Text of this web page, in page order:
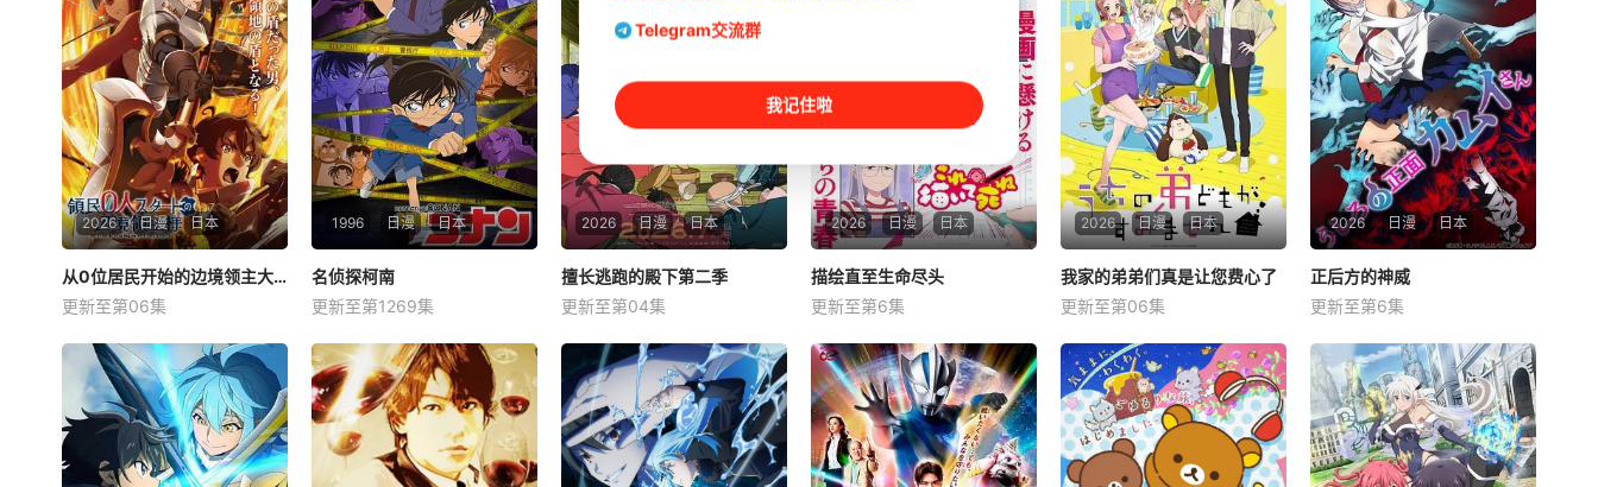
2026 日漫 日本
从0位居民开始的边境领主大人
松田健一郎
因长期在战争中活跃，而被称
为〝救国英雄〞的男人——迪
亚斯。 他所收到的唯一奖励就
只有——广阔的领地。 与生活
在当地的鬼人族少女‧阿尔娜相
从0位居民开始的边境领主大人
更新至第06集
1996 日漫 日本
名侦探柯南
高山南 山崎和佳奈
工藤新一是全国著名的高中生
侦探，在一次追查黑衣人犯罪
团伙时不幸被团伙成员发现，
击晕后喂了神奇的药水，工藤
新一变回了小孩！新一找到了
经常帮助他的阿笠博士，博士
名侦探柯南
更新至第1269集
2026 日漫 日本
擅长逃跑的殿下第二季
结川麻希
公元1333年，为武士统治日
本奠定基石的镰仓幕府，因其
所信任的幕臣——足利尊氏的
谋反而宣告灭亡。 失去了一
切、被推入绝望深渊的幕府正
擅长逃跑的殿下第二季
更新至第04集
2026 日漫 日本
描绘直至生命尽头
关根明良
女高中生安海相非常喜欢看漫
画，尤其是 ☆野0 的《机器太
与狸太》。国文老师手岛斥责
她是浪费生命、声称漫画都是
虚构，在没收漫画后，手岛指
描绘直至生命尽头
更新至第6集
2026 日漫 日本
我家的弟弟们真是让您费心了
大空直美
高一结束的春假，糸因为母亲
再婚而搬家。 但让她没想到的
是，竟多了四个弟弟，令她大
为震惊！ 虽然她全力想与新家
人打好关系，但长男·源的态度
我家的弟弟们真是让您费心了
更新至第06集
2026 日漫 日本
正后方的神威
市道真央
能看见幽灵的平凡女高中
生·志津香，利用容易吸引幽灵
的特殊体质，从旁协助知名灵
能力者·神威除灵。 拥有压倒
正后方的神威
更新至第6集
Telegram交流群
我记住啦